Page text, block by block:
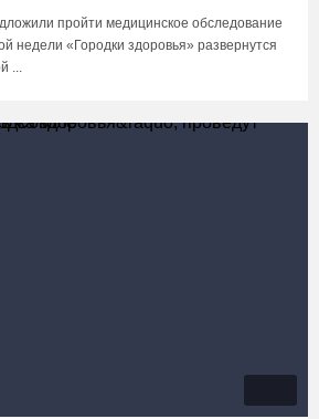
пройти медицинское обследование
недели «Городки здоровья» развернутся
...